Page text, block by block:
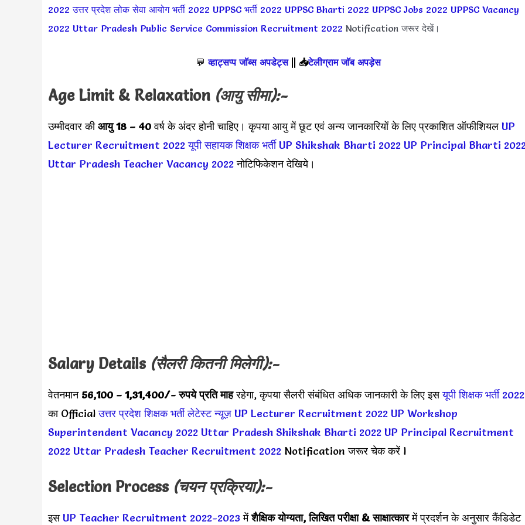
2022 उत्तर प्रदेश लोक सेवा आयोग भर्ती 2022 UPPSC भर्ती 2022 UPPSC Bharti 2022 UPPSC Jobs 2022 UPPSC Vacancy
2022 Uttar Pradesh Public Service Commission Recruitment 2022 Notification जरूर देखें।
💬 व्हाट्सप्प जॉब्स अपडेट्स|| 📥टेलीग्राम जॉब अपड़ेस
Age Limit & Relaxation (आयु सीमा):-
उम्मीदवार कीआयु 18 – 40वर्ष के अंदर होनी चाहिए। कृपया आयु में छूट एवं अन्य जानकारियों के लिए प्रकाशित ऑफीशियल UP
Lecturer Recruitment 2022 यूपी सहायक शिक्षक भर्ती UP Shikshak Bharti 2022 UP Principal Bharti
Uttar Pradesh Teacher Vacancy 2022नोटिफिकेशन देखिये।
Salary Details (सैलरी कितनी मिलेगी):-
वेतनमान 56,100 – 1,31,400/- रुपये प्रति माहरहेगा, कृपया सैलरी संबंधित अधिक जानकारी के लिए इसयूपी शिक्षक भर्ती 2022
का Officialउत्तर प्रदेश शिक्षक भर्ती लेटेस्ट न्यूज़ UP Lecturer Recruitment 2022 UP Workshop
Superintendent Vacancy 2022 Uttar Pradesh Shikshak Bharti 2022 UP Principal Recruitment
2022 Uttar Pradesh Teacher Recruitment 2022 Notification जरूर चेक करें l
Selection Process (चयन प्रक्रिया):-
इसUP Teacher Recruitment 2022-2023मेंशैक्षिक योग्यता, लिखित परीक्षा & साक्षात्कारमें प्रदर्शन के अनुसार कैंडिडेट